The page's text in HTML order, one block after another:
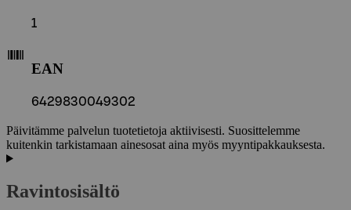
1
EAN
6429830049302
Päivitämme palvelun tuotetietoja aktiivisesti. Suosittelemme
kuitenkin tarkistamaan ainesosat aina myös myyntipakkauksesta.
Ravintosisältö